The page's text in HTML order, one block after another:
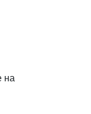
на